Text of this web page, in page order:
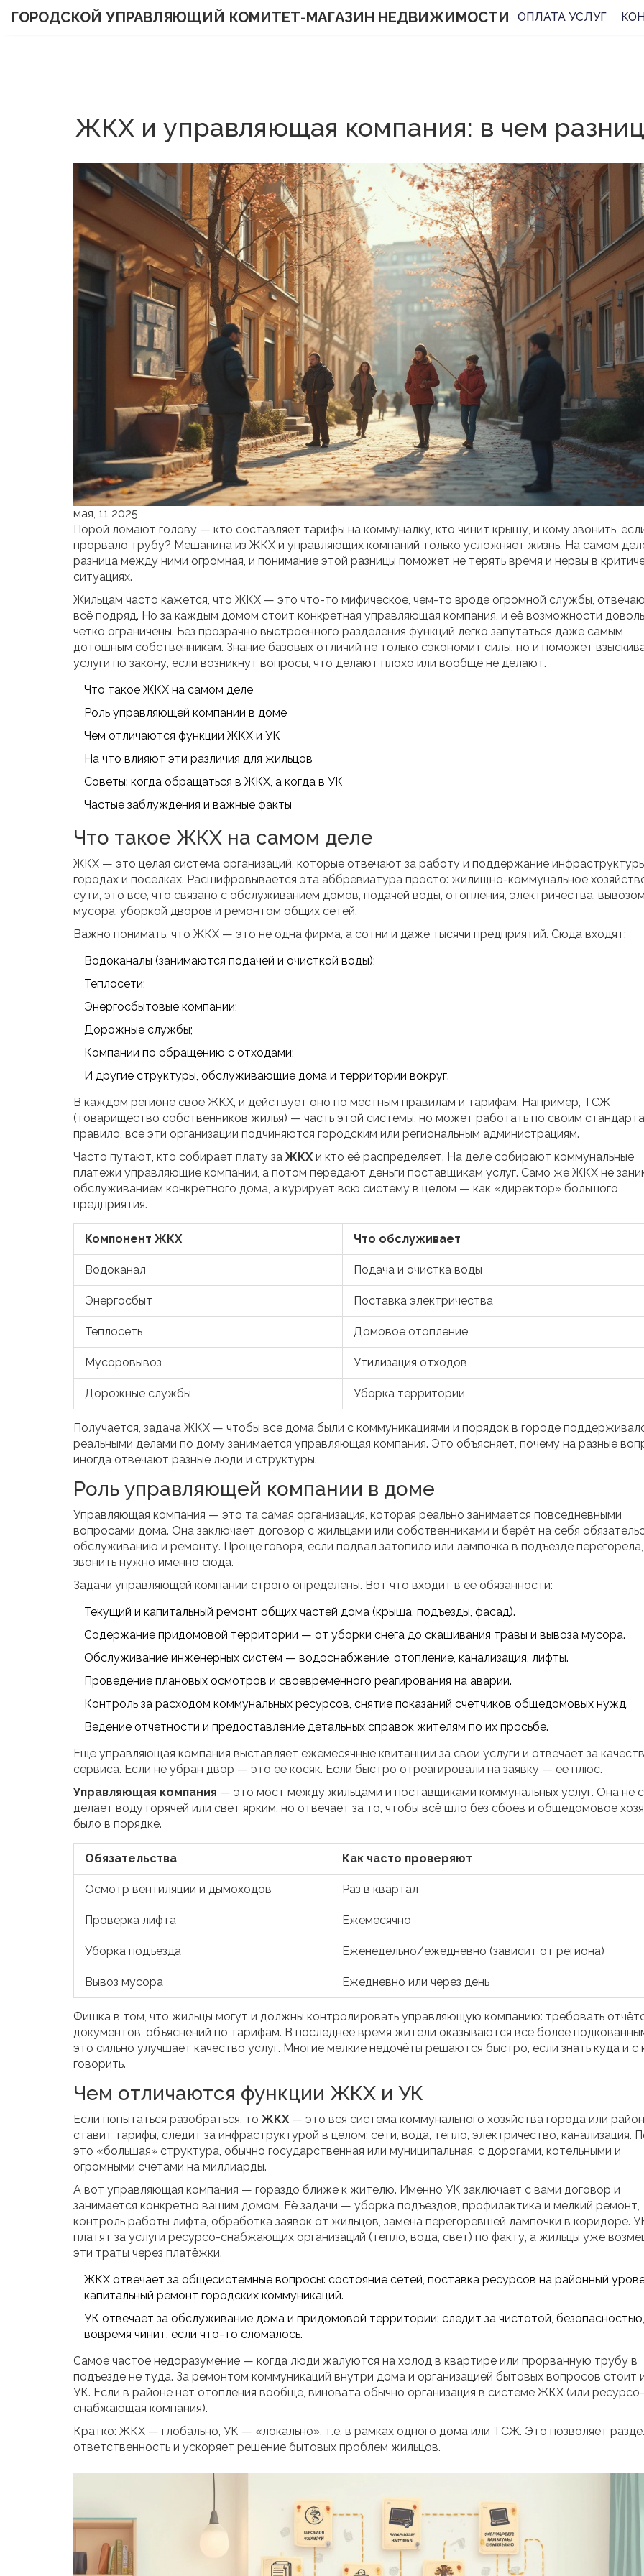
ГОРОДСКОЙ УПРАВЛЯЮЩИЙ КОМИТЕТ-МАГАЗИН НЕДВИЖИМОСТИ ОПЛАТА УСЛУГ
ЖКХ и управляющая компания: в чем
мая, 11 2025
Порой ломают голову — кто составляет тарифы на коммуналку, кто чинит крышу, и кому звонить,
прорвало трубу? Мешанина из ЖКХ и управляющих компаний только усложняет жизнь. На самом
разница между ними огромная, и понимание этой разницы поможет не терять время и нервы в
ситуациях.
Жильцам часто кажется, что ЖКХ — это что-то мифическое, чем-то вроде огромной службы,
всё подряд. Но за каждым домом стоит конкретная управляющая компания, и её возможности
чётко ограничены. Без прозрачно выстроенного разделения функций легко запутаться даже самым
дотошным собственникам. Знание базовых отличий не только сэкономит силы, но и поможет
услуги по закону, если возникнут вопросы, что делают плохо или вообще не делают.
Что такое ЖКХ на самом деле
Роль управляющей компании в доме
Чем отличаются функции ЖКХ и УК
На что влияют эти различия для жильцов
Советы: когда обращаться в ЖКХ, а когда в УК
Частые заблуждения и важные факты
Что такое ЖКХ на самом деле
ЖКХ — это целая система организаций, которые отвечают за работу и поддержание
городах и поселках. Расшифровывается эта аббревиатура просто: жилищно-коммунальное
сути, это всё, что связано с обслуживанием домов, подачей воды, отопления, электричества, вывозом
мусора, уборкой дворов и ремонтом общих сетей.
Важно понимать, что ЖКХ — это не одна фирма, а сотни и даже тысячи предприятий. Сюда входят:
Водоканалы (занимаются подачей и очисткой воды);
Теплосети;
Энергосбытовые компании;
Дорожные службы;
Компании по обращению с отходами;
И другие структуры, обслуживающие дома и территории вокруг.
В каждом регионе своё ЖКХ, и действует оно по местным правилам и тарифам. Например, ТСЖ
(товарищество собственников жилья) — часть этой системы, но может работать по своим
правило, все эти организации подчиняются городским или региональным администрациям.
Часто путают, кто собирает плату за ЖКХи кто её распределяет. На деле собирают коммунальные
платежи управляющие компании, а потом передают деньги поставщикам услуг. Само же ЖКХ не
обслуживанием конкретного дома, а курирует всю систему в целом — как «директор» большого
предприятия.
Компонент ЖКХ Что обслуживает
Водоканал Подача и очистка воды
Энергосбыт Поставка электричества
Теплосеть Домовое отопление
Мусоровывоз Утилизация отходов
Дорожные службы Уборка территории
Получается, задача ЖКХ — чтобы все дома были с коммуникациями и порядок в городе
реальными делами по дому занимается управляющая компания. Это объясняет, почему на разные
иногда отвечают разные люди и структуры.
Роль управляющей компании в доме
Управляющая компания — это та самая организация, которая реально занимается повседневными
вопросами дома. Она заключает договор с жильцами или собственниками и берёт на себя
обслуживанию и ремонту. Проще говоря, если подвал затопило или лампочка в подъезде перегорела,
звонить нужно именно сюда.
Задачи управляющей компании строго определены. Вот что входит в её обязанности:
Текущий и капитальный ремонт общих частей дома (крыша, подъезды, фасад).
Содержание придомовой территории — от уборки снега до скашивания травы и вывоза мусора.
Обслуживание инженерных систем — водоснабжение, отопление, канализация, лифты.
Проведение плановых осмотров и своевременного реагирования на аварии.
Контроль за расходом коммунальных ресурсов, снятие показаний счетчиков общедомовых нужд.
Ведение отчетности и предоставление детальных справок жителям по их просьбе.
Ещё управляющая компания выставляет ежемесячные квитанции за свои услуги и отвечает за
сервиса. Если не убран двор — это её косяк. Если быстро отреагировали на заявку — её плюс.
Управляющая компания — это мост между жильцами и поставщиками коммунальных услуг. Она не
делает воду горячей или свет ярким, но отвечает за то, чтобы всё шло без сбоев и общедомовое
было в порядке.
Обязательства Как часто проверяют
Осмотр вентиляции и дымоходов Раз в квартал
Проверка лифта Ежемесячно
Уборка подъезда Еженедельно/ежедневно (зависит от региона)
Вывоз мусора Ежедневно или через день
Фишка в том, что жильцы могут и должны контролировать управляющую компанию: требовать
документов, объяснений по тарифам. В последнее время жители оказываются всё более
это сильно улучшает качество услуг. Многие мелкие недочёты решаются быстро, если знать куда и с
говорить.
Чем отличаются функции ЖКХ и УК
Если попытаться разобраться, то ЖКХ— это вся система коммунального хозяйства города или
ставит тарифы, следит за инфраструктурой в целом: сети, вода, тепло, электричество, канализация.
это «большая» структура, обычно государственная или муниципальная, с дорогами, котельными и
огромными счетами на миллиарды.
А вот управляющая компания — гораздо ближе к жителю. Именно УК заключает с вами договор и
занимается конкретно вашим домом. Её задачи — уборка подъездов, профилактика и мелкий ремонт,
контроль работы лифта, обработка заявок от жильцов, замена перегоревшей лампочки в коридоре.
платят за услуги ресурсо-снабжающих организаций (тепло, вода, свет) по факту, а жильцы уже
эти траты через платёжки.
ЖКХ отвечает за общесистемные вопросы: состояние сетей, поставка ресурсов на районный
капитальный ремонт городских коммуникаций.
УК отвечает за обслуживание дома и придомовой территории: следит за чистотой, безопасностью,
вовремя чинит, если что-то сломалось.
Самое частое недоразумение — когда люди жалуются на холод в квартире или прорванную трубу в
подъезде не туда. За ремонтом коммуникаций внутри дома и организацией бытовых вопросов стоит
УК. Если в районе нет отопления вообще, виновата обычно организация в системе ЖКХ (или ресурсо-
снабжающая компания).
Кратко: ЖКХ — глобально, УК — «локально», т.е. в рамках одного дома или ТСЖ. Это позволяет
ответственность и ускоряет решение бытовых проблем жильцов.